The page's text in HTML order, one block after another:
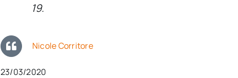
19.
Nicole Corritore
23/03/2020